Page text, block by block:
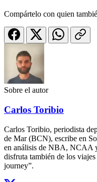
Compártelo con quien
Sobre el autor
Carlos Toribio
Carlos Toribio, periodista
de Mar (BCN), escribe en
en análisis de NBA, NCAA
disfruta también de los
journey”.